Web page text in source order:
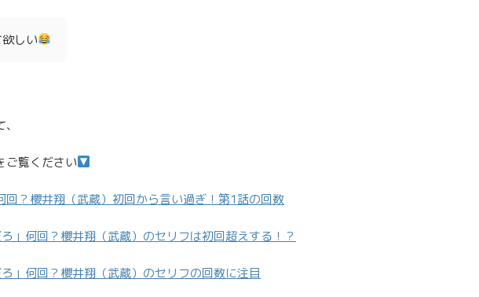
しい
ご覧ください
回？櫻井翔（武蔵）初回から言い過ぎ！第1話の回数
」何回？櫻井翔（武蔵）のセリフは初回超えする！？
」何回？櫻井翔（武蔵）のセリフの回数に注目